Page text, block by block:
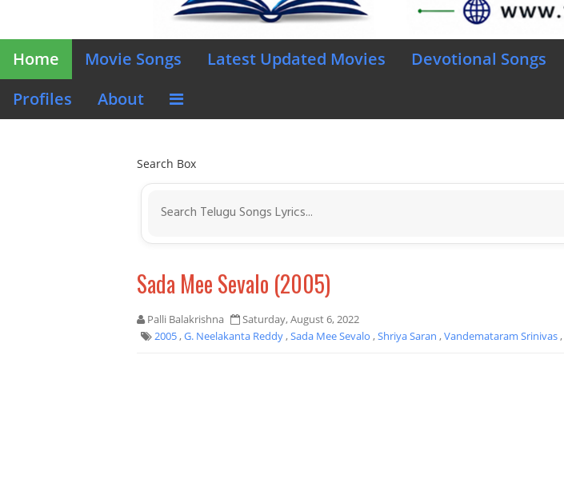
Home Movie Songs Latest Updated Movies Devotional Songs
Profiles
About
Search Box
Sada Mee Sevalo (2005)
Palli Balakrishna
Saturday, August 6, 2022
2005,G. Neelakanta Reddy,Sada Mee Sevalo ,Shriya Saran ,Vandemataram Srinivas,